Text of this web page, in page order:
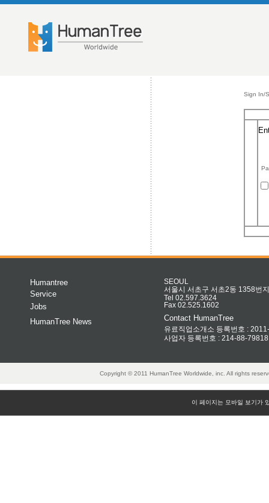
Sign In/
Humantree
Service
Jobs
HumanTree News
SEOUL
서울시 서초구 서초2동 1358번
Tel 02.597.3624
Fax 02.525.1602
Contact HumanTree
유료직업소개소 등록번호 :
사업자 등록번호 : 214-88-79818
Copyright © 2011 HumanTree Worldwide, inc. All rights
이 페이지는 모바일 보기가